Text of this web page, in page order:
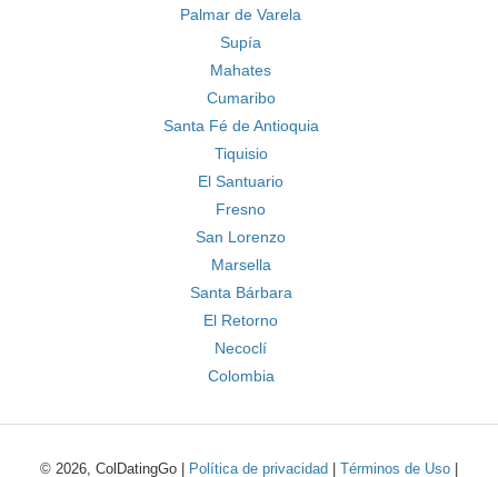
Palmar de Varela
Supía
Mahates
Cumaribo
Santa Fé de Antioquia
Tiquisio
El Santuario
Fresno
San Lorenzo
Marsella
Santa Bárbara
El Retorno
Necoclí
Colombia
© 2026, ColDatingGo | Política de privacidad Términos de Uso